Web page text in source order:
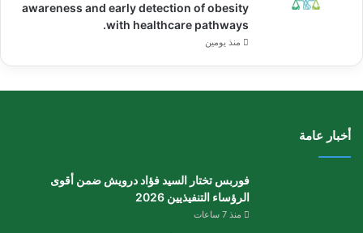
awareness and early detection of obesity
with healthcare pathways.
منذ يومين
أخبار عامة
فوربس تختار السيد فؤاد درويش ضمن أقوى
الرؤساء التنفيذيين 2026
منذ 7 ساعات